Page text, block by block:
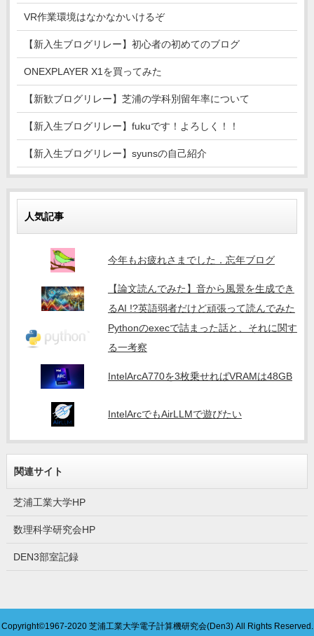
VR作業環境はなかなかいけるぞ
【新入生ブログリレー】初心者の初めてのブログ
ONEXPLAYER X1を買ってみた
【新歓ブログリレー】芝浦の学科別留年率について
【新入生ブログリレー】fukuです！よろしく！！
【新入生ブログリレー】syunsの自己紹介
人気記事
今年もお疲れさまでした．忘年ブログ
【論文読んでみた】音から風景を生成でき
るAI !?英語弱者だけど頑張って読んでみた
Pythonのexecで詰まった話と、それに関す
る一考察
IntelArcA770を3枚乗せればVRAMは48GB
IntelArcでもAirLLMで遊びたい
関連サイト
芝浦工業大学HP
数理科学研究会HP
DEN3部室記録
Copyright©1967-2020 芝浦工業大学電子計算機研究会(Den3)All Rights Reserved.